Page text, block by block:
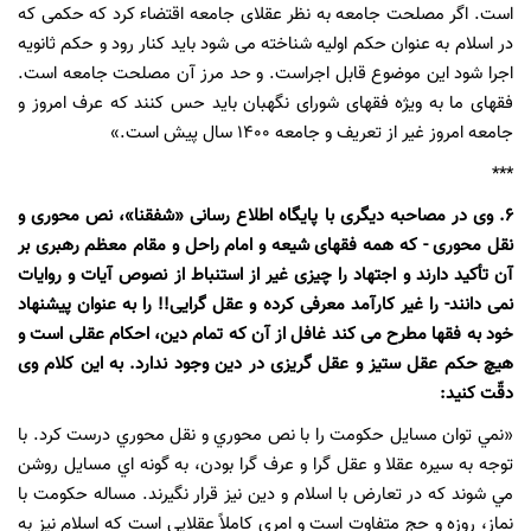
است. اگر مصلحت جامعه به نظر عقلای جامعه اقتضاء کرد که حکمی که
در اسلام به عنوان حکم اولیه شناخته می شود باید کنار رود و حکم ثانویه
اجرا شود این موضوع قابل اجراست. و حد مرز آن مصلحت جامعه است.
فقهای ما به ویژه فقهای شورای نگهبان باید حس کنند که عرف امروز و
جامعه امروز غیر از تعریف و جامعه 1400 سال پیش است.»
***
6. وی در مصاحبه دیگری با پایگاه اطلاع رسانی «شفقنا»، نص محوری و
نقل محوری - که همه فقهای شیعه و امام راحل و مقام معظم رهبری بر
آن تأکید دارند و اجتهاد را چیزی غیر از استنباط از نصوص آیات و روایات
نمی دانند- را غیر کارآمد معرفی کرده و عقل گرایی!! را به عنوان پیشنهاد
خود به فقها مطرح می کند غافل از آن که تمام دین، احکام عقلی است و
هیچ حکم عقل ستیز و عقل گریزی در دین وجود ندارد. به این کلام وی
دقّت کنید:
«نمي توان مسایل حکومت را با نص محوري و نقل محوري درست کرد. با
توجه به سيره عقلا و عقل گرا و عرف گرا بودن، به گونه اي مسايل روشن
مي شوند كه در تعارض با اسلام و دین نيز قرار نگيرند. مساله حکومت با
نماز، روزه و حج متفاوت است و امري کاملاً عقلایی است كه اسلام نيز به